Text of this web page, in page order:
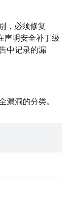
，必须修复
声明安全补丁级
中记录的漏
漏洞的分类。